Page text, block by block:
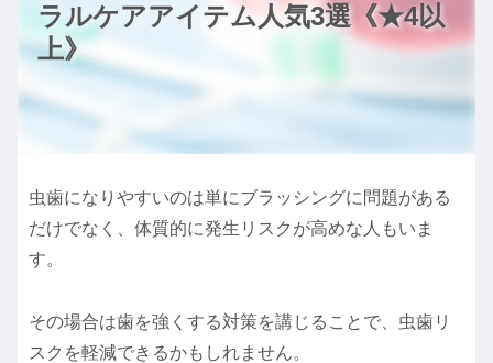
ラルケアアイテム人気3選《★4以
上》
虫歯になりやすいのは単にブラッシングに問題がある
だけでなく、体質的に発生リスクが高めな人もいま
す。
その場合は歯を強くする対策を講じることで、虫歯リ
スクを軽減できるかもしれません。